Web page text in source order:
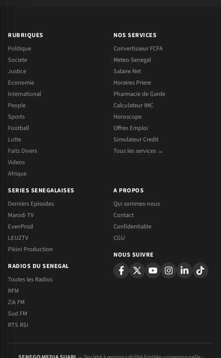
RUBRIQUES
Politique
Societe
Justice
Economie
International
People
Sports
Football
Lutte
Faits Divers
Videos
Afrique
NOS SERVICES
Convertisseur FCFA
Meteo Senegal
Salaire Net
Horaires Priere
Pharmacie de Garde
Calculateur IMC
Horoscope
Offres Emploi
Simulateur Credit
Tous les services →
SERIES SENEGALAISES
Derniers Episodes
Marodi TV
EvenProd
LEUZTV
Pikini Production
RADIOS DU SENEGAL
Toutes les Radios
RFM
Zik FM
Sud FM
RTS RSI
A PROPOS
Qui sommes-nous
Contact
Confidentialite
CGU
NOUS SUIVRE